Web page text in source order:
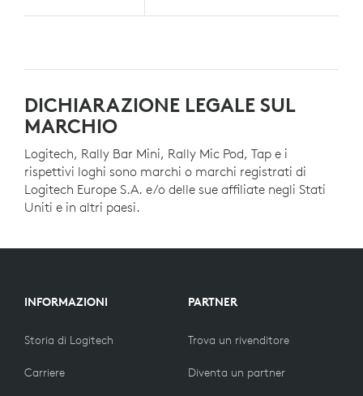
DICHIARAZIONE LEGALE SUL
MARCHIO
Logitech, Rally Bar Mini, Rally Mic Pod, Tap e i
rispettivi loghi sono marchi o marchi registrati di
Logitech Europe S.A. e/o delle sue affiliate negli Stati
Uniti e in altri paesi.
INFORMAZIONI
Storia di Logitech
Carriere
PARTNER
Trova un rivenditore
Diventa un partner